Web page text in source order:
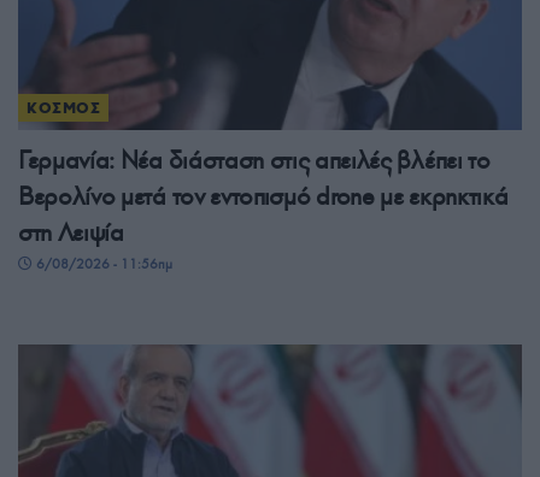
ΚΟΣΜΟΣ
Γερμανία: Νέα διάσταση στις απειλές βλέπει το
Βερολίνο μετά τον εντοπισμό drone με εκρηκτικά
στη Λειψία
6/08/2026 - 11:56πμ